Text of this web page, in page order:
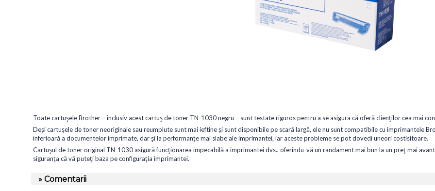
Toate cartușele Brother – inclusiv acest cartuș de toner TN-1030 negru – sunt testate riguros pentru a se asigura că oferă clienților cea mai
Deși cartușele de toner neoriginale sau reumplute sunt mai ieftine și sunt disponibile pe scară largă, ele nu sunt compatibile cu imprimantele
inferioară a documentelor imprimate, dar și la performanțe mai slabe ale imprimantei, iar aceste probleme se pot dovedi uneori costisitoare.
Cartușul de toner original TN-1030 asigură funcționarea impecabilă a imprimantei dvs., oferindu-vă un randament mai bun la un preț mai
siguranța că vă puteți baza pe configurația imprimantei.
» Comentarii